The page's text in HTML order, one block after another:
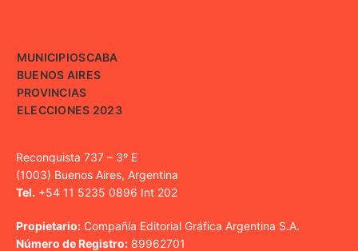
MUNICIPIOSCABA
BUENOS AIRES
PROVINCIAS
ELECCIONES 2023
Reconquista 737 – 3º E
(1003) Buenos Aires, Argentina
Tel. +54 11 5235 0896 Int 202
Propietario: Compañía Editorial Gráfica Argentina S.A.
Número de Registro: 89962701